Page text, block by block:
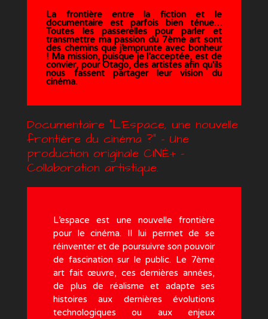
La frontière entre la fiction et le
documentaire est parfois bien ténue…
Toutes les passerelles pour parler et
transmettre ma passion du 7ème art sont
des chemins que j’emprunte avec bonheur
! Ma mission, puisque je l’acceptée, est de
convier, pour Otago, des artistes afin qu'ils
nous fassent partager leur vision du
cinéma.
Documentaire ”L’Espace, une nouvelle
frontière du cinéma ?” – Une
production originale CINÉ+ –
Collaboration artistique.
L’espace est une nouvelle frontière
pour le cinéma. Il lui permet de se
réinventer et de poursuivre son pouvoir
de fascination sur le public. Le 7ème
art fait œuvre, ces dernières années,
de plus de réalisme et adapte ses
histoires aux dernières évolutions
technologiques ou aux enjeux